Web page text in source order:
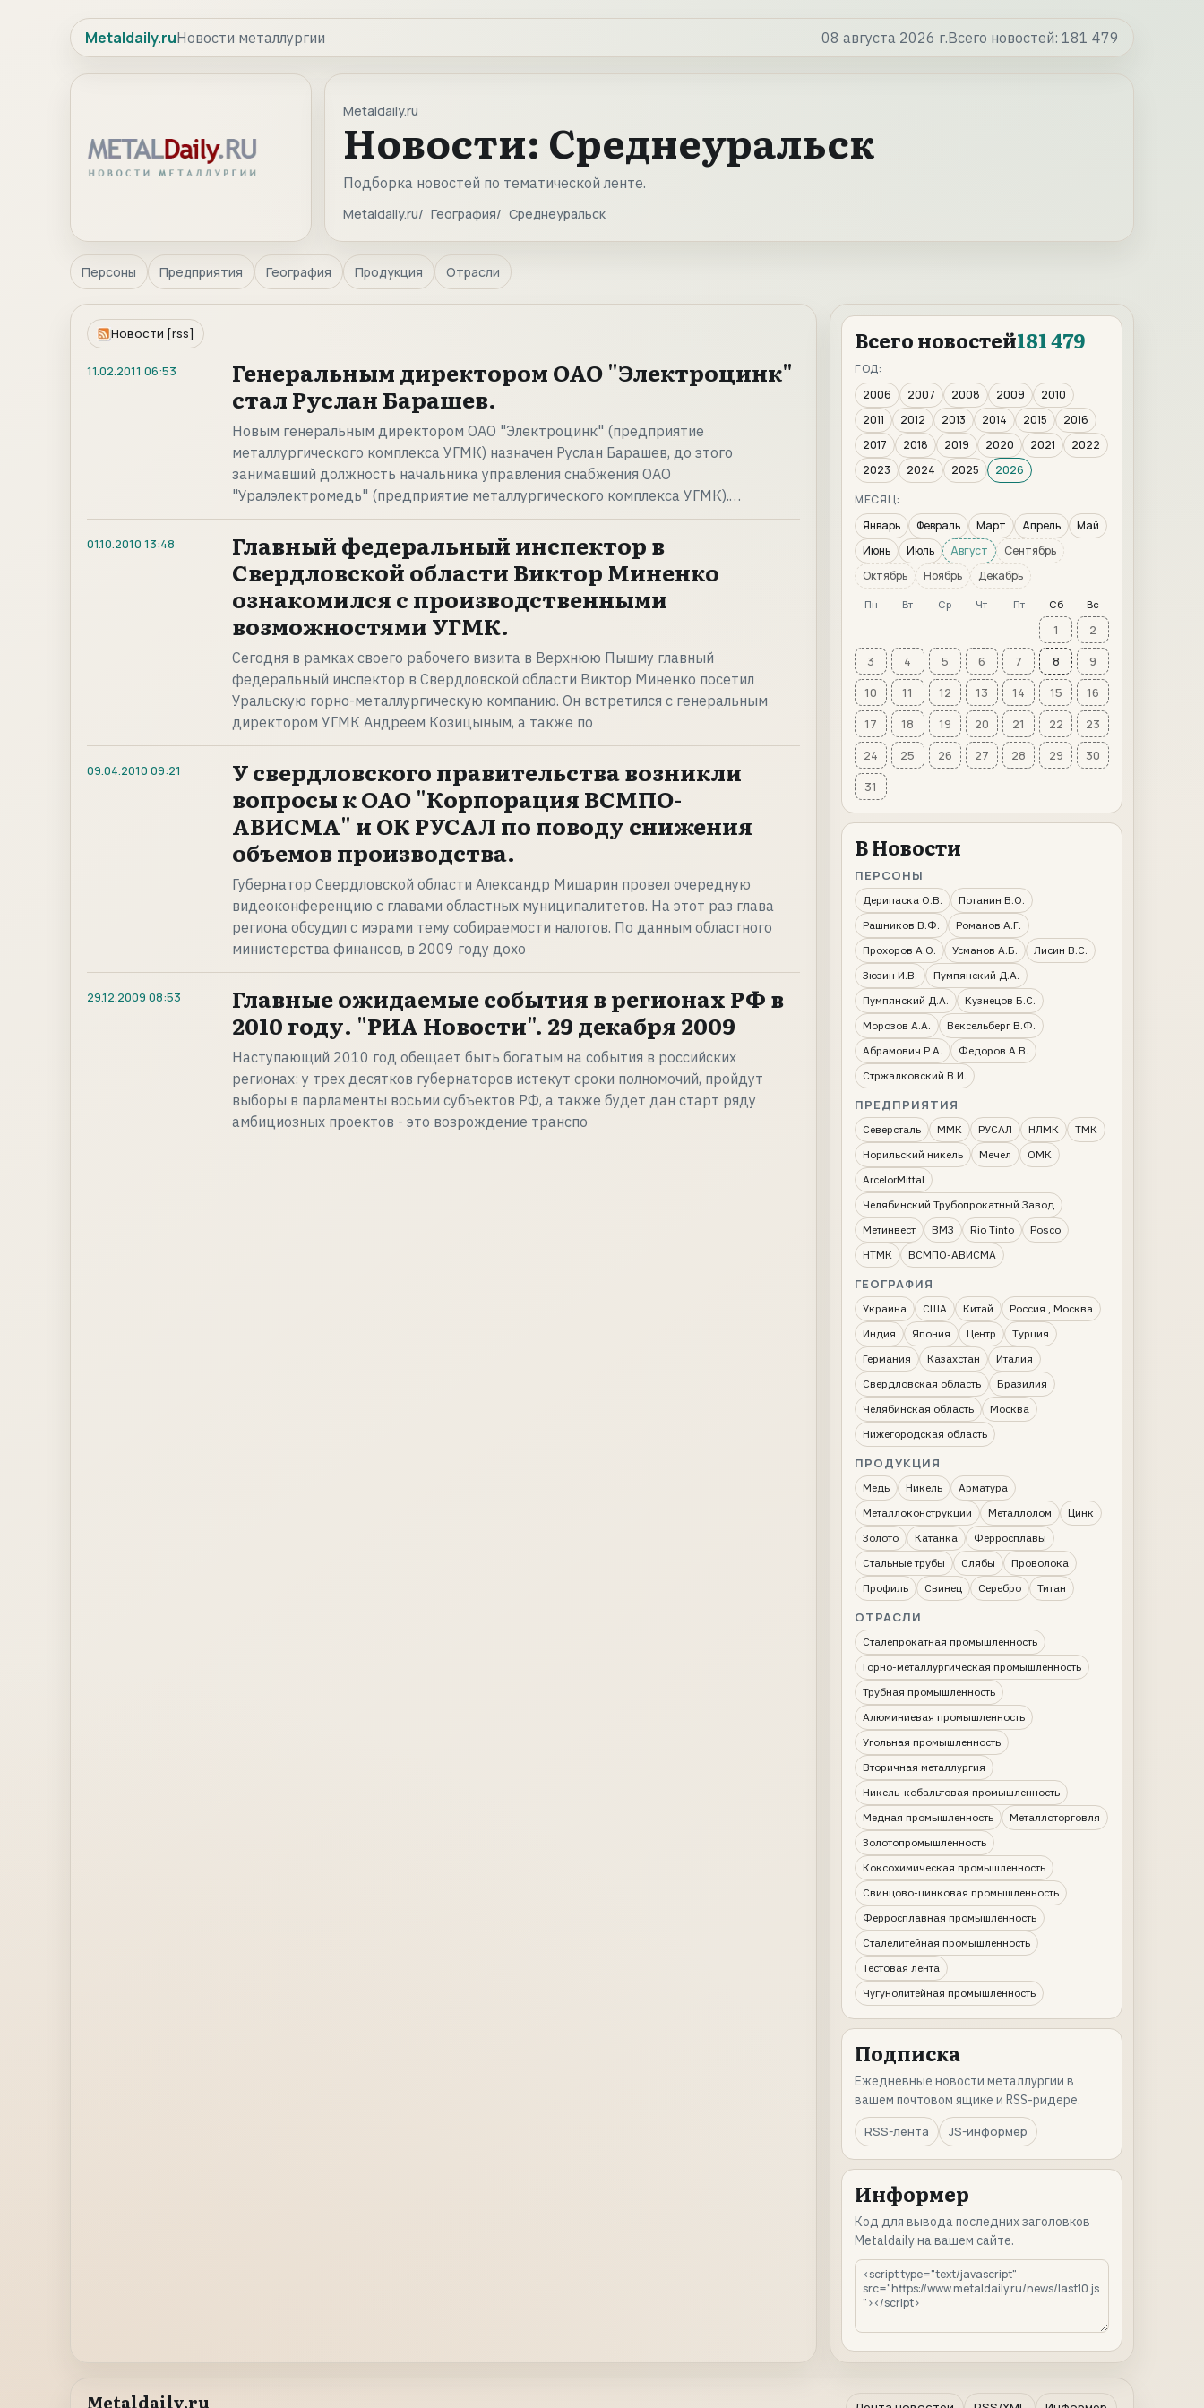
Metaldaily.ruНовости металлургии 08 августа 2026 г.Всего новостей: 181 479
Metaldaily.ru
Новости: Среднеуральск
Подборка новостей по тематической ленте.
Metaldaily.ru География Среднеуральск
Персоны Предприятия География Продукция Отрасли
Новости [rss]
11.02.2011 06:53
Генеральным директором ОАО "Электроцинк"
стал Руслан Барашев.
Новым генеральным директором ОАО "Электроцинк" (предприятие
металлургического комплекса УГМК) назначен Руслан Барашев, до этого
занимавший должность начальника управления снабжения ОАО
"Уралэлектромедь" (предприятие металлургического комплекса УГМК).…
01.10.2010 13:48
Главный федеральный инспектор в
Свердловской области Виктор Миненко
ознакомился с производственными
возможностями УГМК.
Сегодня в рамках своего рабочего визита в Верхнюю Пышму главный
федеральный инспектор в Свердловской области Виктор Миненко посетил
Уральскую горно-металлургическую компанию. Он встретился с генеральным
директором УГМК Андреем Козицыным, а также по
09.04.2010 09:21
У свердловского правительства возникли
вопросы к ОАО "Корпорация ВСМПО-
АВИСМА" и ОК РУСАЛ по поводу снижения
объемов производства.
Губернатор Свердловской области Александр Мишарин провел очередную
видеоконференцию с главами областных муниципалитетов. На этот раз глава
региона обсудил с мэрами тему собираемости налогов. По данным областного
министерства финансов, в 2009 году дохо
29.12.2009 08:53
Главные ожидаемые события в регионах РФ в
2010 году. "РИА Новости". 29 декабря 2009
Наступающий 2010 год обещает быть богатым на события в российских
регионах: у трех десятков губернаторов истекут сроки полномочий, пройдут
выборы в парламенты восьми субъектов РФ, а также будет дан старт ряду
амбициозных проектов - это возрождение транспо
Всего новостей181 479
ГОД:
2006
2007 2008 2009
2010
2011
2012 2013 2014 2015
2016
2017
2018 2019 2020 2021
2022
2023
2024 2025
2026
МЕСЯЦ:
Январь
Февраль Март Апрель
Май
Июнь
Июль Август
Сентябрь
Октябрь
Ноябрь Декабрь
Пн Вт Ср Чт Пт Сб Вс
1
2
3
4 5 6 7 8
9
10
11 12 13 14 15
16
17
18 19 20 21 22
23
24
25 26 27 28 29
30
31
В Новости
ПЕРСОНЫ
Дерипаска О.В.
Потанин В.О.
Рашников В.Ф.
Романов А.Г.
Прохоров А.О.
Усманов А.Б.
Лисин В.С.
Зюзин И.В.
Пумпянский Д.А.
Пумпянский Д.А.
Кузнецов Б.С.
Морозов А.А.
Вексельберг В.Ф.
Абрамович Р.А.
Федоров А.В.
Стржалковский В.И.
ПРЕДПРИЯТИЯ
Северсталь ММК РУСАЛ НЛМК
ТМК
Норильский никель
Мечел
ОМК
ArcelorMittal
Челябинский Трубопрокатный Завод
Метинвест
ВМЗ Rio Tinto
Posco
НТМК
ВСМПО-АВИСМА
ГЕОГРАФИЯ
Украина США Китай
Россия , Москва
Индия
Япония Центр
Турция
Германия
Казахстан
Италия
Свердловская область
Бразилия
Челябинская область
Москва
Нижегородская область
ПРОДУКЦИЯ
Медь Никель
Арматура
Металлоконструкции
Металлолом
Цинк
Золото
Катанка
Ферросплавы
Стальные трубы
Слябы
Проволока
Профиль
Свинец Серебро Титан
ОТРАСЛИ
Сталепрокатная промышленность
Горно-металлургическая промышленность
Трубная промышленность
Алюминиевая промышленность
Угольная промышленность
Вторичная металлургия
Никель-кобальтовая промышленность
Медная промышленность
Металлоторговля
Золотопромышленность
Коксохимическая промышленность
Свинцово-цинковая промышленность
Ферросплавная промышленность
Сталелитейная промышленность
Тестовая лента
Чугунолитейная промышленность
Подписка
Ежедневные новости металлургии в
вашем почтовом ящике и RSS-ридере.
RSS-лента
JS-информер
Информер
Код для вывода последних заголовков
Metaldaily на вашем сайте.
Metaldaily.ru